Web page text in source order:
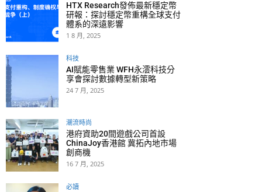
HTX Research發佈最新穩定幣
研報：探討穩定幣重構全球支付
體系的深遠影響
1 8 月, 2025
科技
AI賦能零售業 WFH永澐科技分
享會探討數據轉型新策略
24 7 月, 2025
潮流時尚
港府資助20間遊戲公司首設
ChinaJoy香港館 冀拓內地市場
創商機
16 7 月, 2025
必讀